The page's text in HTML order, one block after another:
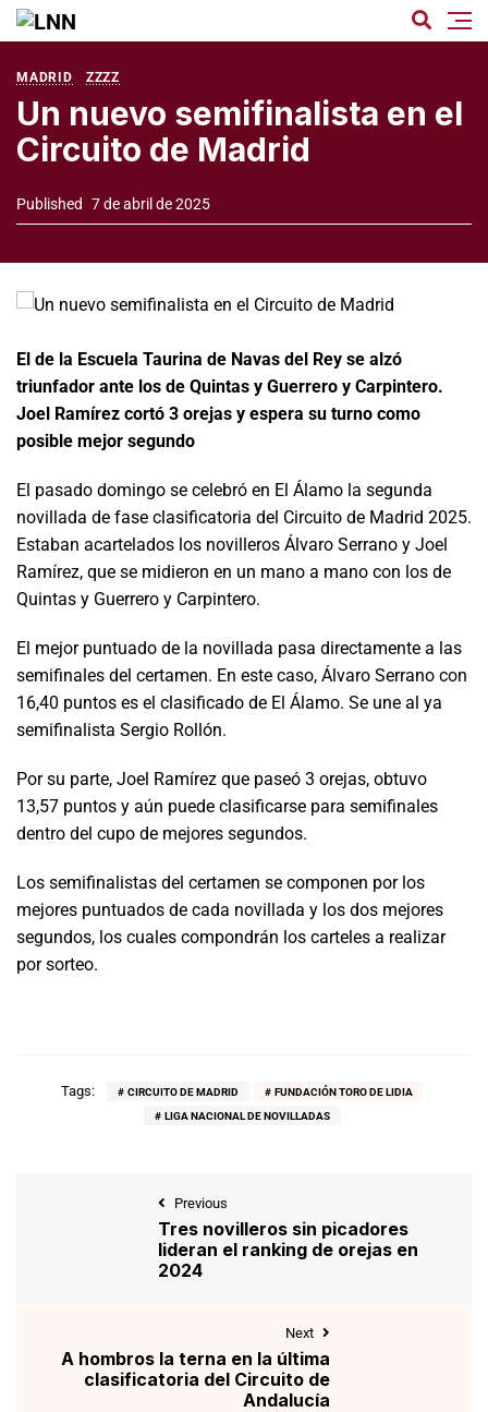
MADRID ZZZZ
Un nuevo semifinalista en el
Circuito de Madrid
Published 7 de abril de 2025
El de la Escuela Taurina de Navas del Rey se alzó
triunfador ante los de Quintas y Guerrero y Carpintero.
Joel Ramírez cortó 3 orejas y espera su turno como
posible mejor segundo
El pasado domingo se celebró en El Álamo la segunda
novillada de fase clasificatoria del Circuito de Madrid 2025.
Estaban acartelados los novilleros Álvaro Serrano y Joel
Ramírez, que se midieron en un mano a mano con los de
Quintas y Guerrero y Carpintero.
El mejor puntuado de la novillada pasa directamente a las
semifinales del certamen. En este caso, Álvaro Serrano con
16,40 puntos es el clasificado de El Álamo. Se une al ya
semifinalista Sergio Rollón.
Por su parte, Joel Ramírez que paseó 3 orejas, obtuvo
13,57 puntos y aún puede clasificarse para semifinales
dentro del cupo de mejores segundos.
Los semifinalistas del certamen se componen por los
mejores puntuados de cada novillada y los dos mejores
segundos, los cuales compondrán los carteles a realizar
por sorteo.
Tags: CIRCUITO DE MADRID
FUNDACIÓN TORO DE LIDIA
LIGA NACIONAL DE NOVILLADAS
Previous
Tres novilleros sin picadores
lideran el ranking de orejas en
2024
Next
A hombros la terna en la última
clasificatoria del Circuito de
Andalucía